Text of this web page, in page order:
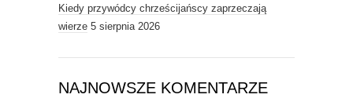
Kiedy przywódcy chrześcijańscy zaprzeczają
wierze 5 sierpnia 2026
NAJNOWSZE KOMENTARZE